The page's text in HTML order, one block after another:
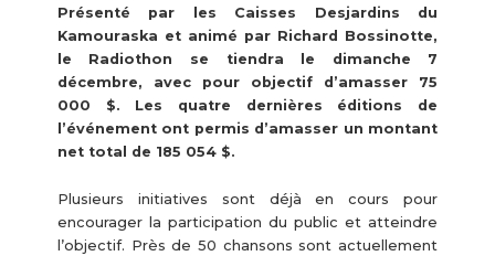
Présenté par les Caisses Desjardins du
Kamouraska et animé par Richard Bossinotte,
le Radiothon se tiendra le dimanche 7
décembre, avec pour objectif d’amasser 75
000 $. Les quatre dernières éditions de
l’événement ont permis d’amasser un montant
net total de 185 054 $.
Plusieurs initiatives sont déjà en cours pour
encourager la participation du public et atteindre
l’objectif. Près de 50 chansons sont actuellement